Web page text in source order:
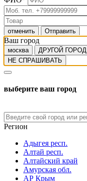
отменить Отправить
Ваш город
москва ДРУГОЙ ГОРОД
НЕ СПРАШИВАТЬ
выберите ваш город
Регион
Адыгея респ.
Алтай респ.
Алтайский край
Амурская обл.
АР Крым